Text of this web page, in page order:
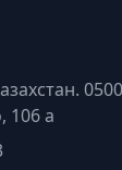
106 а